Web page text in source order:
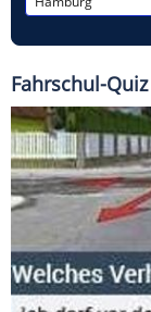
Fahrschul-Quiz